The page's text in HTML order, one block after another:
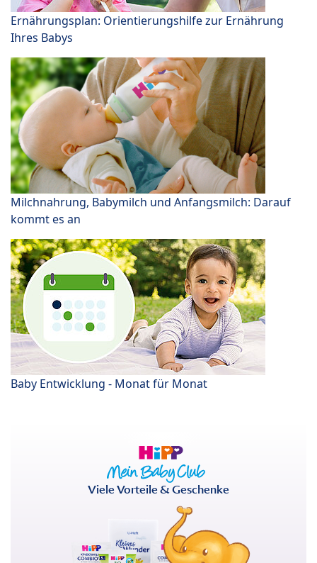
Ernährungsplan: Orientierungshilfe zur Ernährung
Ihres Babys
Milchnahrung, Babymilch und Anfangsmilch: Darauf
kommt es an
Baby Entwicklung - Monat für Monat
Viele Vorteile & Geschenke